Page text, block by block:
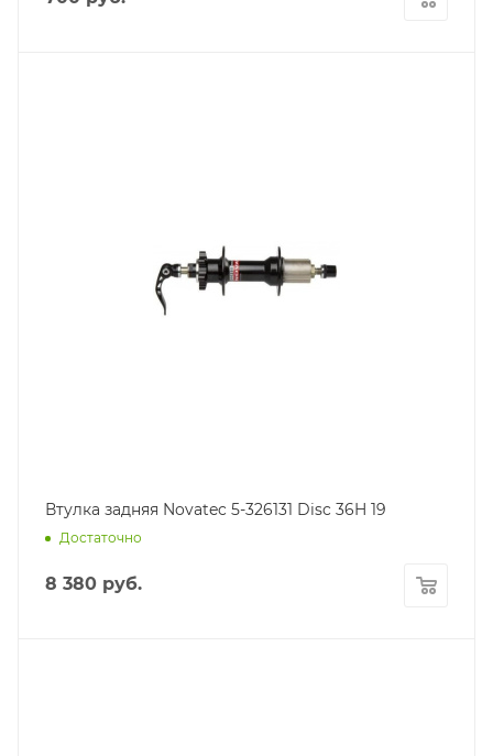
Втулка задняя Novatec 5-326131 Disc 36H 19
Достаточно
8 380 руб.